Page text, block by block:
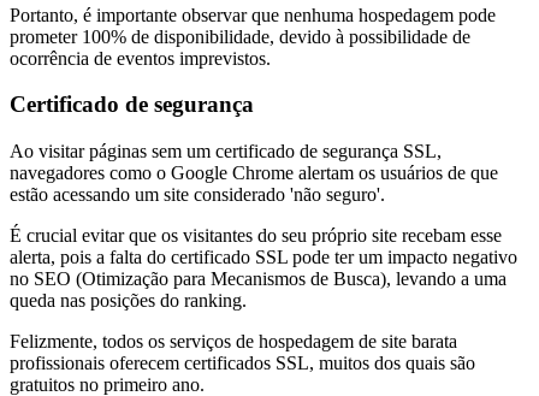
Portanto, é importante observar que nenhuma hospedagem pode
prometer 100% de disponibilidade, devido à possibilidade de
ocorrência de eventos imprevistos.
Certificado de segurança
Ao visitar páginas sem um certificado de segurança SSL,
navegadores como o Google Chrome alertam os usuários de que
estão acessando um site considerado 'não seguro'.
É crucial evitar que os visitantes do seu próprio site recebam esse
alerta, pois a falta do certificado SSL pode ter um impacto negativo
no SEO (Otimização para Mecanismos de Busca), levando a uma
queda nas posições do ranking.
Felizmente, todos os serviços de hospedagem de site barata
profissionais oferecem certificados SSL, muitos dos quais são
gratuitos no primeiro ano.